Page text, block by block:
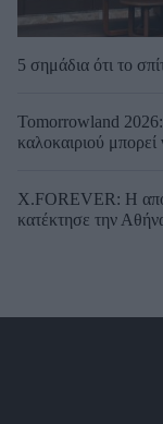
5 σημάδια ότι το
Tomorrowland 2026:
καλοκαιριού
X.FOREVER: Η
κατέκτησε την